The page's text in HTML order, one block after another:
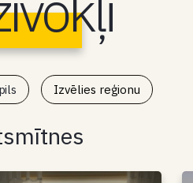
Izvēlies reģionu